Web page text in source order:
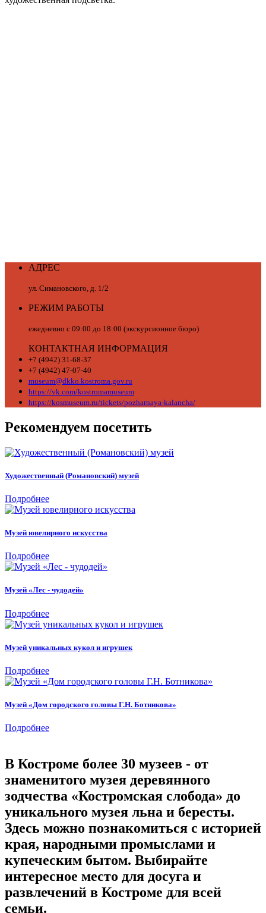
АДРЕС
ул. Симановского, д. 1/2
РЕЖИМ РАБОТЫ
ежедневно с 09:00 до 18:00 (экскурсионное бюро)
КОНТАКТНАЯ ИНФОРМАЦИЯ
+7 (4942) 31-68-37
+7 (4942) 47-07-40
museum@dkko.kostroma.gov.ru
https://vk.com/kostromamuseum
https://kosmuseum.ru/tickets/pozharnaya-kalancha/
Рекомендуем посетить
Художественный (Романовский) музей
Подробнее
Музей ювелирного искусства
Подробнее
Музей «Лес - чудодей»
Подробнее
Музей уникальных кукол и игрушек
Подробнее
Музей «Дом городского головы Г.Н. Ботникова»
Подробнее
В Костроме более 30 музеев - от
знаменитого музея деревянного
зодчества «Костромская слобода» до
уникального музея льна и бересты.
Здесь можно познакомиться с историей
края, народными промыслами и
купеческим бытом. Выбирайте
интересное место для досуга и
развлечений в Костроме для всей
семьи.